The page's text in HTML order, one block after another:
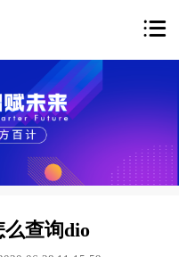

查询dio